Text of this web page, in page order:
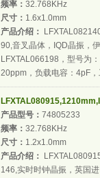
频率： 32.768KHz
尺寸： 1.6x1.0mm
产品介绍：
90,音叉晶体，IQD晶振，
LFXTAL066198，型号为
20ppm，负载电容：4pF
产品型号： 74805233
频率： 32.768KHz
尺寸： 1.2x1.0mm
产品介绍：
146,实时时钟晶振，英国